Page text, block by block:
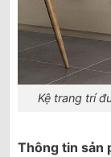
Kệ trang trí
Thông tin sản